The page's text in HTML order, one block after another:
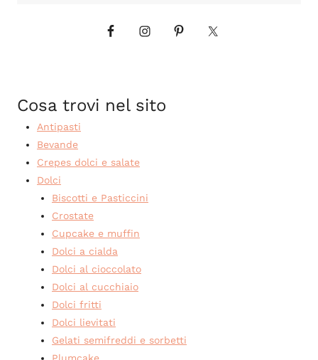
Cosa trovi nel sito
Antipasti
Bevande
Crepes dolci e salate
Dolci
Biscotti e Pasticcini
Crostate
Cupcake e muffin
Dolci a cialda
Dolci al cioccolato
Dolci al cucchiaio
Dolci fritti
Dolci lievitati
Gelati semifreddi e sorbetti